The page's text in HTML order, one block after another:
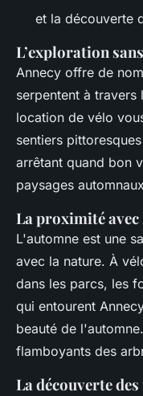
et la découverte
L’exploration
Annecy offre de
serpentent à travers
location de vélo
sentiers
arrêtant quand bon
paysages
La proximité
L'automne est une
avec la nature. À
dans les parcs, les
qui entourent
beauté de
flamboyants des
La découverte